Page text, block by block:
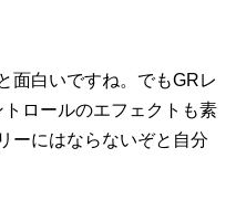
面白いですね。でもGRレ
ロールのエフェクトも素
ーにはならないぞと自分